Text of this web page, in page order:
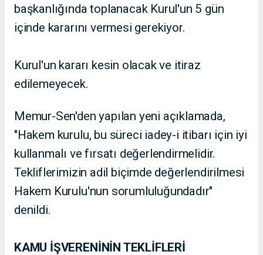
başkanlığında toplanacak Kurul'un 5 gün
içinde kararını vermesi gerekiyor.
Kurul'un kararı kesin olacak ve itiraz
edilemeyecek.
Memur-Sen'den yapılan yeni açıklamada,
"Hakem kurulu, bu süreci iadey-i itibarı için iyi
kullanmalı ve fırsatı değerlendirmelidir.
Tekliflerimizin adil biçimde değerlendirilmesi
Hakem Kurulu'nun sorumluluğundadır"
denildi.
KAMU İŞVERENİNİN TEKLİFLERİ